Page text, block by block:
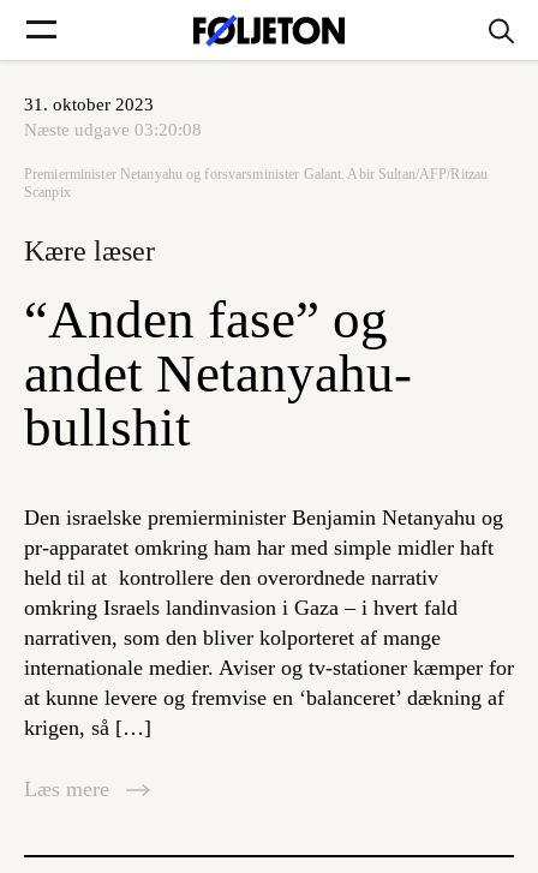
Forsider
Føljetoner
Søg
Min side
31. oktober 2023
Næste udgave 03:20:08
Premierminister Netanyahu og forsvarsminister Galant. Abir Sultan/AFP/Ritzau
Scanpix
Kære læser
“Anden fase” og
andet Netanyahu-
bullshit
Den israelske premierminister Benjamin Netanyahu og
pr-apparatet omkring ham har med simple midler haft
held til at kontrollere den overordnede narrativ
omkring Israels landinvasion i Gaza – i hvert fald
narrativen, som den bliver kolporteret af mange
internationale medier. Aviser og tv-stationer kæmper for
at kunne levere og fremvise en ‘balanceret’ dækning af
krigen, så […]
Læs mere